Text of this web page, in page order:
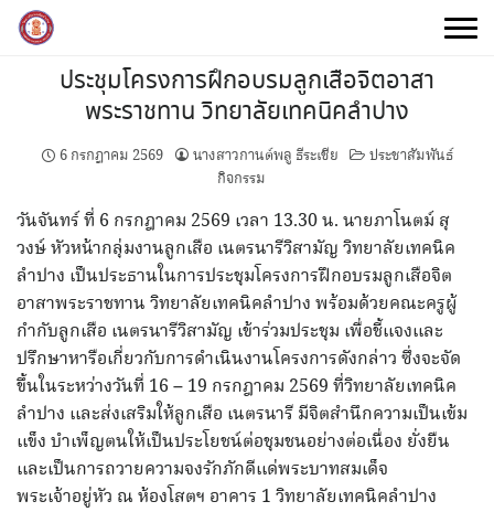
Skip
contentประชุมโครงการฝึกอบรมลูกเสือจิตอาสา
พระราชทาน วิทยาลัยเทคนิคลำปาง
6 กรกฎาคม 2569 นางสาวกานต์พลู ธีระเชีย
ประชาสัมพันธ์
กิจกรรม
วันจันทร์ ที่ 6 กรกฎาคม 2569 เวลา 13.30 น. นายภาโนตม์ สุ
วงษ์ หัวหน้ากลุ่มงานลูกเสือ เนตรนารีวิสามัญ วิทยาลัยเทคนิค
ลำปาง เป็นประธานในการประชุมโครงการฝึกอบรมลูกเสือจิต
อาสาพระราชทาน วิทยาลัยเทคนิคลำปาง พร้อมด้วยคณะครูผู้
กำกับลูกเสือ เนตรนารีวิสามัญ เข้าร่วมประชุม เพื่อชี้แจงและ
ปรึกษาหารือเกี่ยวกับการดำเนินงานโครงการดังกล่าว ซึ่งจะจัด
ขึ้นในระหว่างวันที่ 16 – 19 กรกฎาคม 2569 ที่วิทยาลัยเทคนิค
ลำปาง และส่งเสริมให้ลูกเสือ เนตรนารี มีจิตสำนึกความเป็นเข้ม
แข็ง บำเพ็ญตนให้เป็นประโยชน์ต่อชุมชนอย่างต่อเนื่อง ยั่งยืน
และเป็นการถวายความจงรักภักดีแด่พระบาทสมเด็จ
พระเจ้าอยู่หัว ณ ห้องโสตฯ อาคาร 1 วิทยาลัยเทคนิคลำปาง